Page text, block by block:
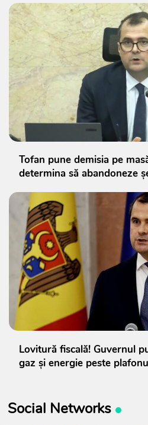
Tofan pune demisia pe
determina să abandoneze
Lovitură fiscală! Guvernul
gaz și energie peste
Social Networks